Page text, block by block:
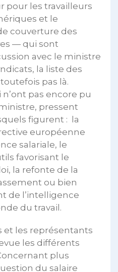
pour les travailleurs
et le
couverture des
— qui sont
avec le ministre
la liste des
pas là.
n’ont pas encore pu
pressent
figurent : la
européenne
salariale, le
favorisant le
la refonte de la
ou bien
de l’intelligence
du travail.
et les représentants
les différents
plus
du salaire